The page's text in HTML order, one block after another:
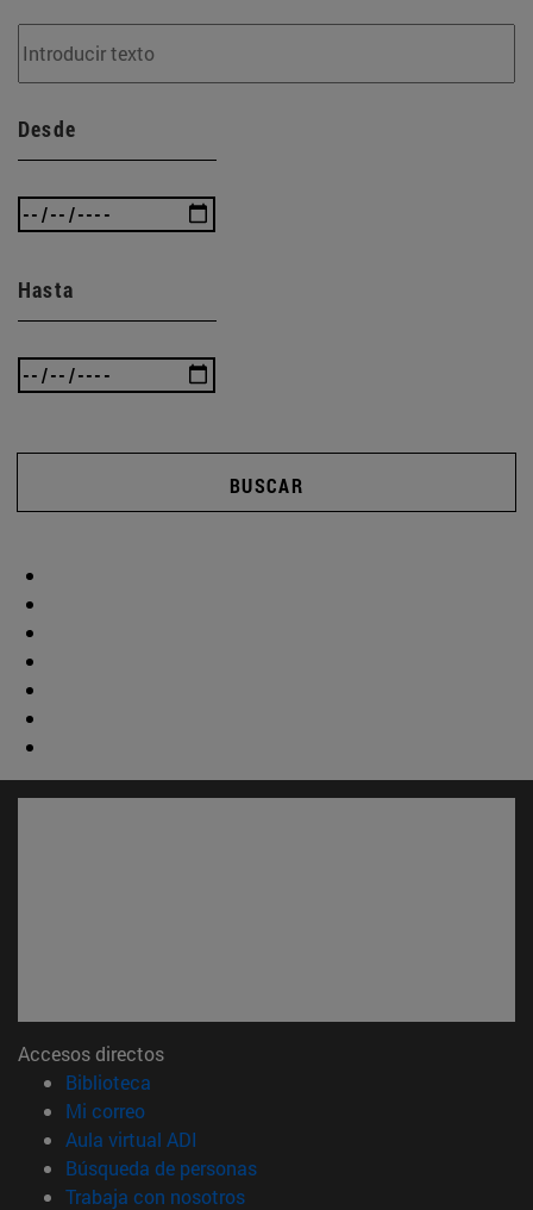
Desde
Hasta
BUSCAR
Accesos directos
Biblioteca
Mi correo(abre en nueva ventana)
Aula virtual ADI
Búsqueda de personas(abre en nueva ventana)
Trabaja con nosotros(abre en nueva ventana)